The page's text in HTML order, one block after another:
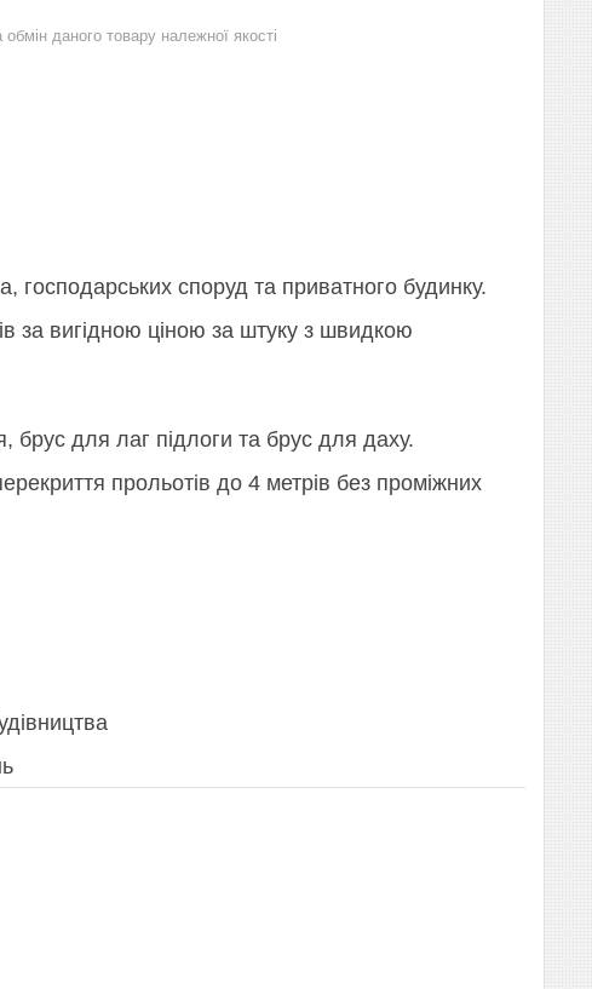
даного товару належної якості
споруд та приватного будинку.
за вигідною ціною за штуку з швидкою
брус для лаг підлоги та брус для даху.
прольотів до 4 метрів без проміжних